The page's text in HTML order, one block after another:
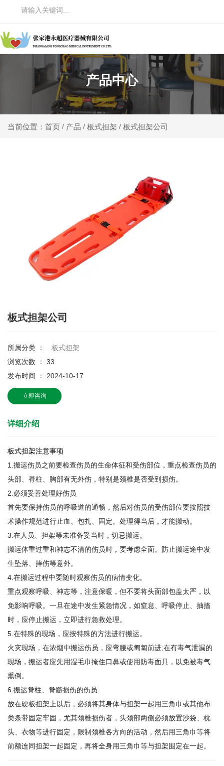
产品中心
当前位置：首页 / 产品 / 板式担架 / 板式担架公司
板式担架公司
所属分类 ：
板式担架
浏览次数 ： 33
发布时间 ： 2024-10-17
立即咨询
详细介绍
板式担架注意事项
1.搬运伤员之前要检查伤员的生命体征和受伤部位，重点检查伤员的
头部、脊柱、胸部有无外伤，特别是颈椎是否受到损伤。
2.必须妥善处理好伤员
首先要保持伤员的呼吸道的通畅，然后对伤员的受伤部位要按照技
术操作规范进行止血、包扎、固定。处理得当后，才能搬动。
3.在人员、担架等未准备妥当时，切忌搬运。
搬运体重过重和神志不清的伤员时，要考虑全面。防止搬运途中发
生坠落、摔伤等意外。
4.在搬运过程中要随时观察伤员的病情变化。
重点观察呼吸、神志等，注意保暖，但不要将头面部包盖太严，以
免影响呼吸。一旦在途中发生紧急情况，如窒息、呼吸停止、抽搐
时，应停止搬运，立即进行急救处理。
5.在特殊的现场，应按特殊的方法进行搬运。
火灾现场，在浓烟中搬运伤员，应弯腰或匍匐前进;在有毒气泄漏的
现场，搬运者应先用湿毛巾掩住口鼻或使用防毒面具，以免被毒气
熏倒。
6.搬运脊柱、脊髓损伤的伤员:
放在硬板担架上以后，必须将其身体与担架一起用三角巾或其他布
类条带固定牢固，尤其颈椎损伤者，头颈部两侧必须放置沙袋、枕
头、衣物等进行固定，限制颈椎各方向的活动，然后用三角巾等将
前额连同担架一起固定，再将全身用三角巾等与担架围定在一起。